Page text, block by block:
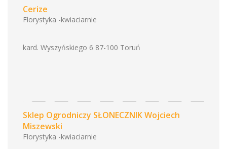
Cerize
Florystyka -kwiaciarnie
kard. Wyszyńskiego 6 87-100 Toruń
Sklep Ogrodniczy SŁONECZNIK Wojciech
Miszewski
Florystyka -kwiaciarnie